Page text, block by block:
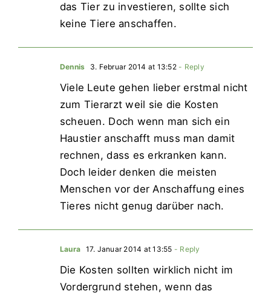
das Tier zu investieren, sollte sich
keine Tiere anschaffen.
Dennis 3. Februar 2014 at 13:52- Reply
Viele Leute gehen lieber erstmal nicht
zum Tierarzt weil sie die Kosten
scheuen. Doch wenn man sich ein
Haustier anschafft muss man damit
rechnen, dass es erkranken kann.
Doch leider denken die meisten
Menschen vor der Anschaffung eines
Tieres nicht genug darüber nach.
Laura 17. Januar 2014 at 13:55 - Reply
Die Kosten sollten wirklich nicht im
Vordergrund stehen, wenn das